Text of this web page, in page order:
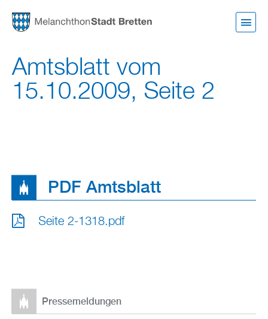
Amtsblatt vom
15.10.2009, Seite 2
PDF Amtsblatt
Seite 2-1318.pdf
Pressemeldungen